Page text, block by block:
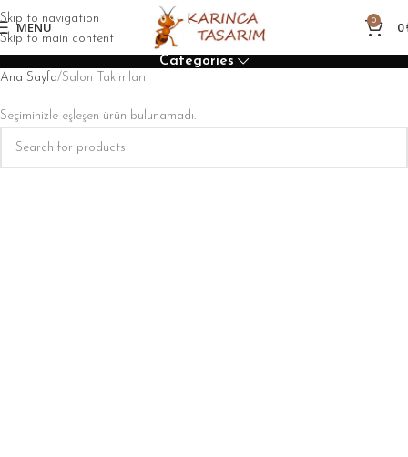
Skip to navigation
Skip to main content
MENU 0 0
Categories
Ana Sayfa Salon Takımları
Seçiminizle eşleşen ürün bulunamadı.